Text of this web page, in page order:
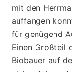
mit den
auffangen
für genügend
Einen Großteil
Biobauer auf